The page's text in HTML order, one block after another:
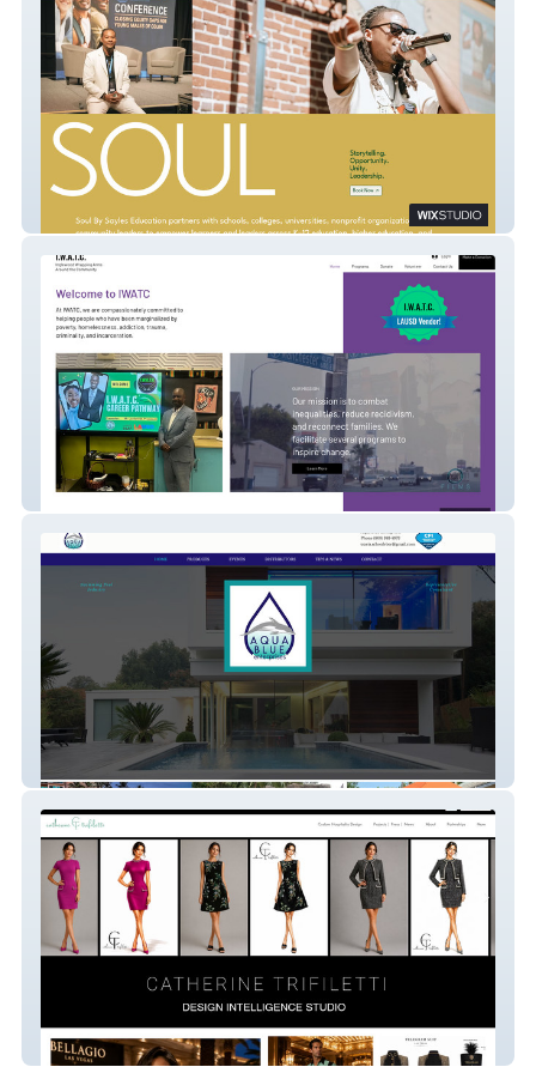
Education Consultant
Non Profit with Donations
Wholesale Pool Supply Distributor
Custom Uniform Manufacturer